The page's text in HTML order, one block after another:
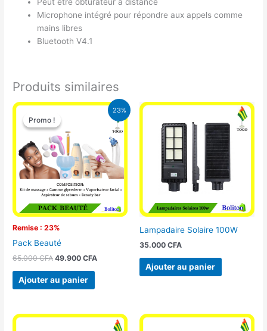
Peut être obturateur à distance
Microphone intégré pour répondre aux appels comme
mains libres
Bluetooth V4.1
Produits similaires
23%
Promo !
Remise : 23%
Promo !
Pack Beauté
65.000CFA
Le
prix
initial
était :
65.000 CFA.
49.900CFA
Le
prix
actuel
est :
49.900 CFA.
Ajouter au panier
Lampadaire Solaire 100W
35.000 CFA
Ajouter au panier